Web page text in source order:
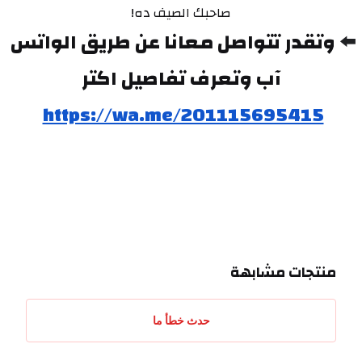
صاحبك الصيف ده!
⬅️
آب وتعرف تفاصيل اكتر
https://wa.me/201115695415
منتجات مشابهة
حدث خطأ ما